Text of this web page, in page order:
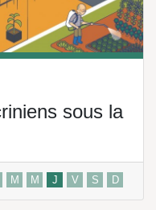
sous la
M M J V S D